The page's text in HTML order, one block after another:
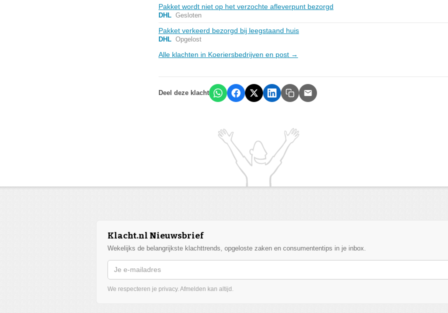
Pakket wordt niet op het verzochte afleverpunt bezorgd
DHL Gesloten
Pakket verkeerd bezorgd bij leegstaand huis
DHL Opgelost
Alle klachten in Koeriersbedrijven en post →
Deel deze klacht
Klacht.nl Nieuwsbrief
Wekelijks de belangrijkste klachttrends, opgeloste zaken en consumententips in je inbox.
We respecteren je privacy. Afmelden kan altijd.